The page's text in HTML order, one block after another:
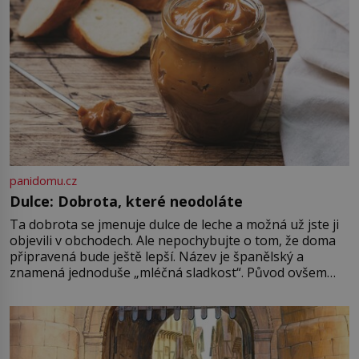
[…]
panidomu.cz
Dulce: Dobrota, které neodoláte
Ta dobrota se jmenuje dulce de leche a možná už jste ji
objevili v obchodech. Ale nepochybujte o tom, že doma
připravená bude ještě lepší. Název je španělský a
znamená jednoduše „mléčná sladkost“. Původ ovšem
pře hned několik latinskoamerických zemí a k tomu
Francie, kde se traduje,